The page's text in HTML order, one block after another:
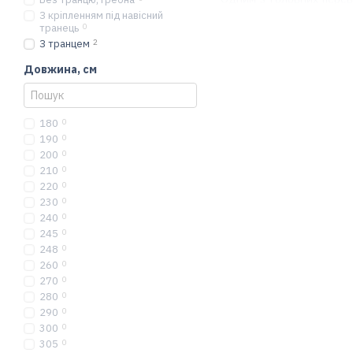
З кріпленням під навісний
транець 0
З транцем 2
Довжина, см
180 0
190 0
200 0
210 0
220 0
230 0
240 0
245 0
248 0
260 0
270 0
280 0
290 0
300 0
305 0